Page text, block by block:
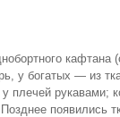
у богатых — из
плечей рукавами;
появились